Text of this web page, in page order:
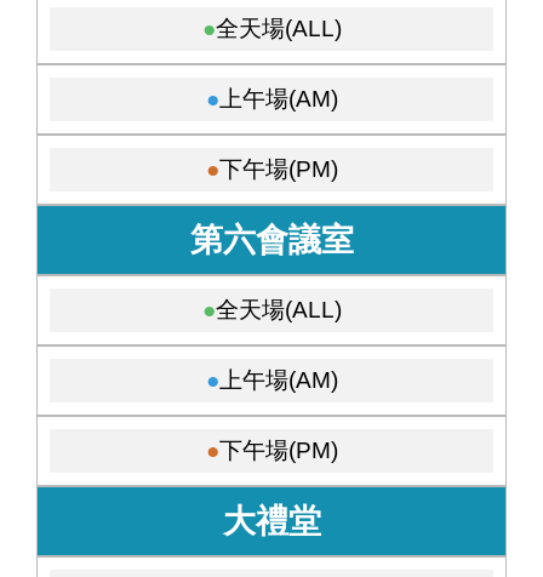
全天場(ALL)
上午場(AM)
下午場(PM)
第六會議室
全天場(ALL)
上午場(AM)
下午場(PM)
大禮堂